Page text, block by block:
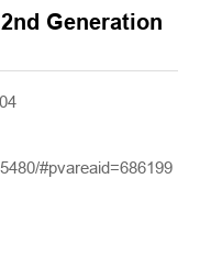
Generation
#pvareaid=686199